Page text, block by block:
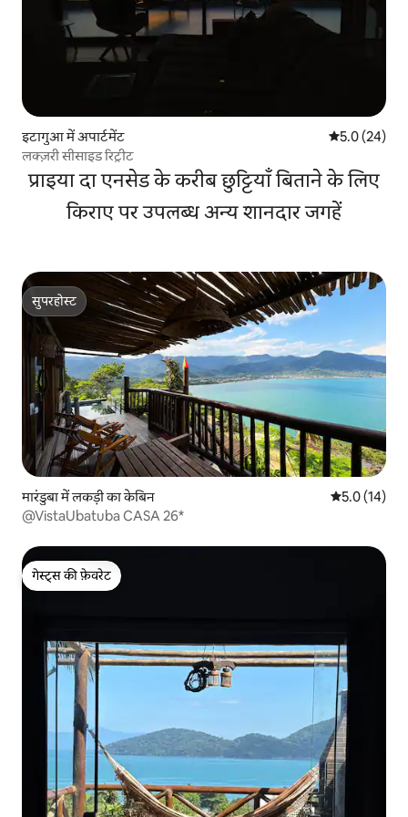
इटागुआ में अपार्टमेंट औसत रेटिंग 5
5.0 (24)
लक्ज़री सीसाइड रिट्रीट
प्राइया दा एनसेड के करीब छुट्टियाँ बिताने के लिए
किराए पर उपलब्ध अन्य शानदार जगहें
सुपरहोस्ट
सुपरहोस्ट
मारंडुबा में लकड़ी का केबिन औसत रेटिंग 5
5.0 (14)
@VistaUbatuba CASA 26*
गेस्ट्स की फ़ेवरेट
गेस्ट्स की फ़ेवरेट